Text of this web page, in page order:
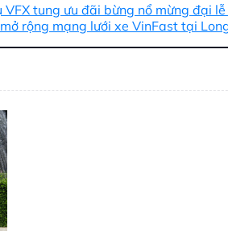
VFX tung ưu đãi bừng nổ mừng đại
rộng mạng lưới xe VinFast tại